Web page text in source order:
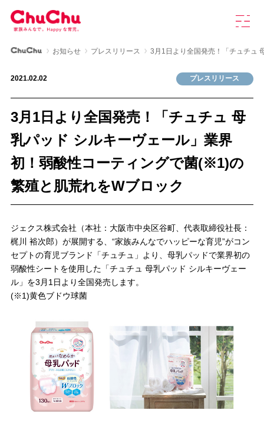
ロ
ナ
ビ
を
開
く
ChuChuについて
育児研究室
よくあるご質問
お問い合わせ
＼ 最新情報はこちら／
ChuChu公式サイト
お知らせ プレスリリース 3月1日より全国発売！「チュチュ
2021.02.02 プレスリリース
3月1日より全国発売！「チュチュ 母
乳パッド シルキーヴェール」業界
初！弱酸性コーティングで菌(※1)の
繁殖と肌荒れをWブロック
ジェクス株式会社（本社：大阪市中央区谷町、代表取締役社長：
梶川 裕次郎）が展開する、“家族みんなでハッピーな育児”がコン
セプトの育児ブランド「チュチュ」より、母乳パッドで業界初の
弱酸性シートを使用した「チュチュ 母乳パッド シルキーヴェー
ル」を3月1日より全国発売します。
(※1)黄色ブドウ球菌